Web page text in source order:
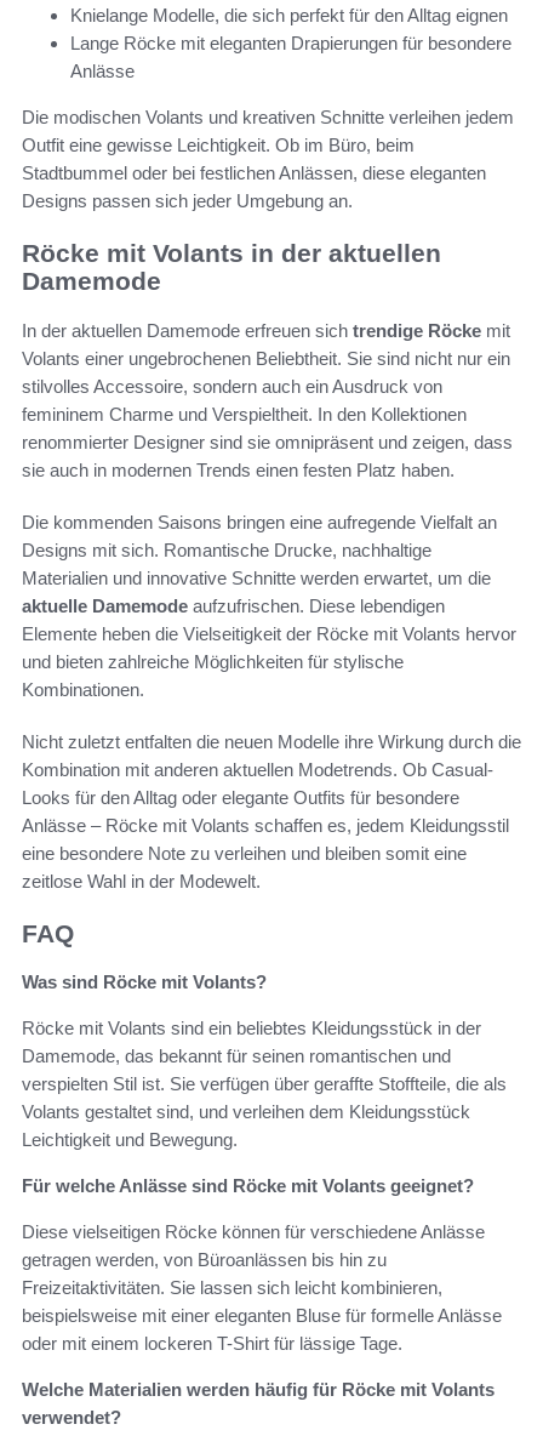
Knielange Modelle, die sich perfekt für den Alltag eignen
Lange Röcke mit eleganten Drapierungen für besondere
Anlässe
Die modischen Volants und kreativen Schnitte verleihen jedem
Outfit eine gewisse Leichtigkeit. Ob im Büro, beim
Stadtbummel oder bei festlichen Anlässen, diese eleganten
Designs passen sich jeder Umgebung an.
Röcke mit Volants in der aktuellen
Damemode
In der aktuellen Damemode erfreuen sich trendige Röcke mit
Volants einer ungebrochenen Beliebtheit. Sie sind nicht nur ein
stilvolles Accessoire, sondern auch ein Ausdruck von
femininem Charme und Verspieltheit. In den Kollektionen
renommierter Designer sind sie omnipräsent und zeigen, dass
sie auch in modernen Trends einen festen Platz haben.
Die kommenden Saisons bringen eine aufregende Vielfalt an
Designs mit sich. Romantische Drucke, nachhaltige
Materialien und innovative Schnitte werden erwartet, um die
aktuelle Damemode aufzufrischen. Diese lebendigen
Elemente heben die Vielseitigkeit der Röcke mit Volants hervor
und bieten zahlreiche Möglichkeiten für stylische
Kombinationen.
Nicht zuletzt entfalten die neuen Modelle ihre Wirkung durch die
Kombination mit anderen aktuellen Modetrends. Ob Casual-
Looks für den Alltag oder elegante Outfits für besondere
Anlässe – Röcke mit Volants schaffen es, jedem Kleidungsstil
eine besondere Note zu verleihen und bleiben somit eine
zeitlose Wahl in der Modewelt.
FAQ
Was sind Röcke mit Volants?
Röcke mit Volants sind ein beliebtes Kleidungsstück in der
Damemode, das bekannt für seinen romantischen und
verspielten Stil ist. Sie verfügen über geraffte Stoffteile, die als
Volants gestaltet sind, und verleihen dem Kleidungsstück
Leichtigkeit und Bewegung.
Für welche Anlässe sind Röcke mit Volants geeignet?
Diese vielseitigen Röcke können für verschiedene Anlässe
getragen werden, von Büroanlässen bis hin zu
Freizeitaktivitäten. Sie lassen sich leicht kombinieren,
beispielsweise mit einer eleganten Bluse für formelle Anlässe
oder mit einem lockeren T-Shirt für lässige Tage.
Welche Materialien werden häufig für Röcke mit Volants
verwendet?